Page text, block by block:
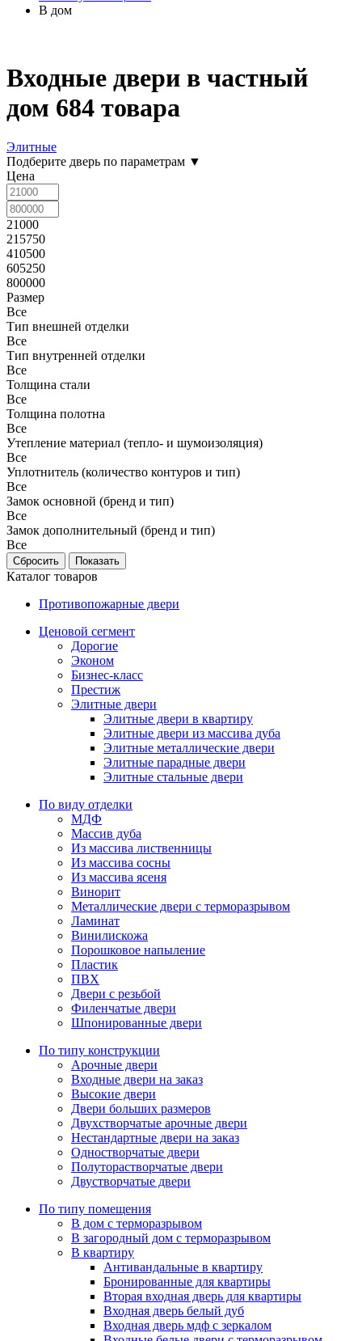
В дом
Входные двери в частный
дом 684 товара
Элитные
Подберите дверь по параметрам ▼
Цена
21000
215750
410500
605250
800000
Размер
Все
Тип внешней отделки
Все
Тип внутренней отделки
Все
Толщина стали
Все
Толщина полотна
Все
Утепление материал (тепло- и шумоизоляция)
Все
Уплотнитель (количество контуров и тип)
Все
Замок основной (бренд и тип)
Все
Замок дополнительный (бренд и тип)
Все
Каталог товаров
Противопожарные двери
Ценовой сегмент
Дорогие
Эконом
Бизнес-класс
Престиж
Элитные двери
Элитные двери в квартиру
Элитные двери из массива дуба
Элитные металлические двери
Элитные парадные двери
Элитные стальные двери
По виду отделки
МДФ
Массив дуба
Из массива лиственницы
Из массива сосны
Из массива ясеня
Винорит
Металлические двери с терморазрывом
Ламинат
Винилискожа
Порошковое напыление
Пластик
ПВХ
Двери с резьбой
Филенчатые двери
Шпонированные двери
По типу конструкции
Арочные двери
Входные двери на заказ
Высокие двери
Двери больших размеров
Двухстворчатые арочные двери
Нестандартные двери на заказ
Одностворчатые двери
Полуторастворчатые двери
Двустворчатые двери
По типу помещения
В дом с терморазрывом
В загородный дом с терморазрывом
В квартиру
Антивандальные в квартиру
Бронированные для квартиры
Вторая входная дверь для квартиры
Входная дверь белый дуб
Входная дверь мдф с зеркалом